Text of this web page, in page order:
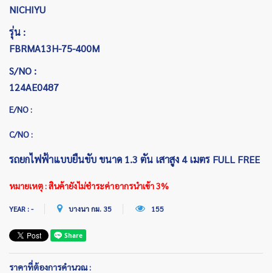
NICHIYU
รุ่น :
FBRMA13H-75-400M
S/NO :
124AE0487
E/NO :
C/NO :
รถยกไฟฟ้าแบบยืนขับ ขนาด 1.3 ตัน เสาสูง 4 เมตร FULL FREE
หมายเหตุ : สินค้ายังไม่ชำระค่าอากรนำเข้า 3%
YEAR : - บางนา กม. 35 155
ราคาที่ต้องการคำนวณ :